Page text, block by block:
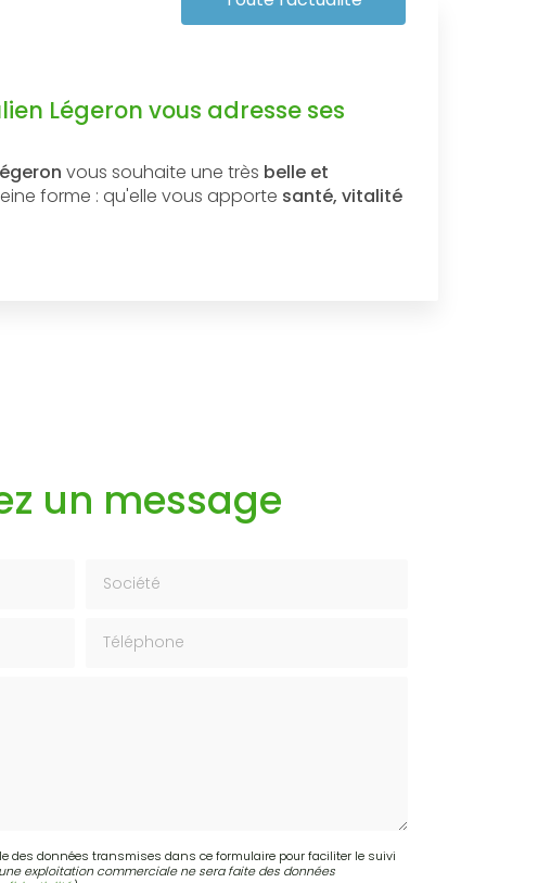
Légeron vous adresse ses
vous souhaite une très belle et
forme : qu'elle vous apporte santé, vitalité
un message
des données transmises dans ce formulaire pour faciliter le suivi
exploitation commerciale ne sera faite des données